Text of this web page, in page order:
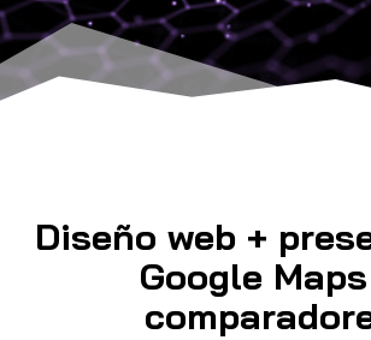
Diseño web +
Google